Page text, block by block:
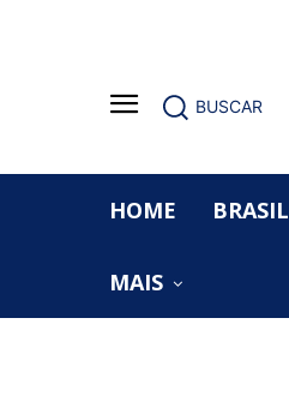
BUSCAR
HOME BRASIL
MAIS